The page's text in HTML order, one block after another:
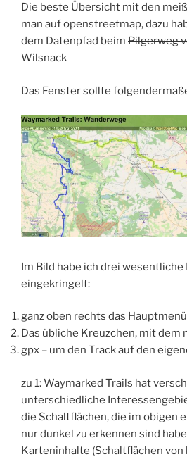
Die beste Übersicht mit den
man auf openstreetmap, dazu
dem Datenpfad beim Pilgerweg
Wilsnack
Das Fenster sollte
Im Bild habe ich drei wesentliche
eingekringelt:
ganz oben rechts das Hauptmenü
Das übliche Kreuzchen, mit dem
gpx – um den Track auf den
zu 1: Waymarked Trails hat
unterschiedliche
die Schaltflächen, die im obigen
nur dunkel zu erkennen sind
Karteninhalte (Schaltflächen von